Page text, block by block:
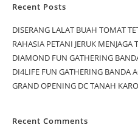
Recent Posts
DISERANG LALAT BUAH TOMAT
RAHASIA PETANI JERUK
DIAMOND FUN GATHERING
DI4LIFE FUN GATHERING BANDA
GRAND OPENING DC TANAH KARO
Recent Comments